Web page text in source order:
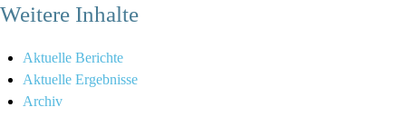
Weitere Inhalte
Aktuelle Berichte
Aktuelle Ergebnisse
Archiv